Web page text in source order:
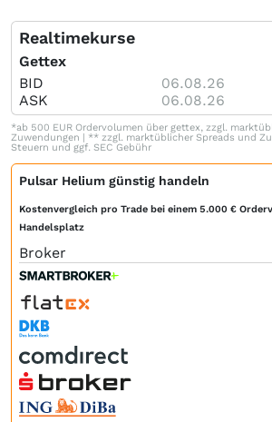
Realtimekurse
Gettex
BID 06.08.26
ASK
06.08.26
*ab 500 EUR Ordervolumen über gettex, zzgl.
Zuwendungen | ** zzgl. marktüblicher Spreads und
Steuern und ggf. SEC Gebühr
Pulsar Helium günstig handeln
Kostenvergleich pro Trade bei einem 5.000 €
Handelsplatz
Broker